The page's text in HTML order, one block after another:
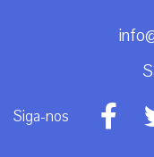
Siga-nos